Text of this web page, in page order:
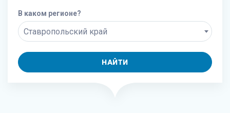
В каком регионе?
Ставропольский край
НАЙТИ